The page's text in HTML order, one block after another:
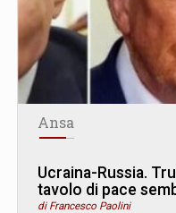
Ansa
Ucraina-Russia.
tavolo di pace
di Francesco Paolini